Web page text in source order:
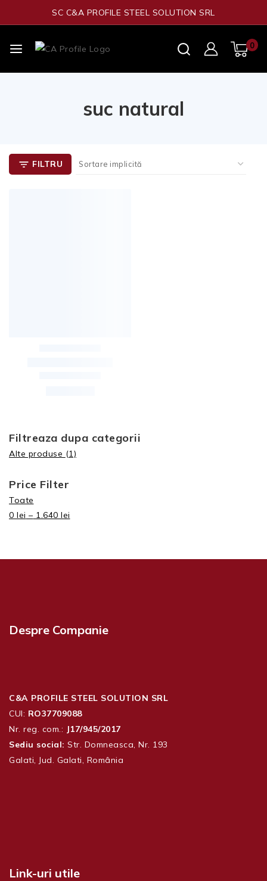
SC C&A PROFILE STEEL SOLUTION SRL
0
suc natural
FILTRU
Filtreaza dupa categorii
Alte produse (1)
Price Filter
Toate
0 lei – 1.640 lei
Despre Companie
C&A PROFILE STEEL SOLUTION SRL
CUI: RO37709088
Nr. reg. com.: J17/945/2017
Sediu social: Str. Domneasca, Nr. 193
Galati, Jud. Galati, România
Link-uri utile